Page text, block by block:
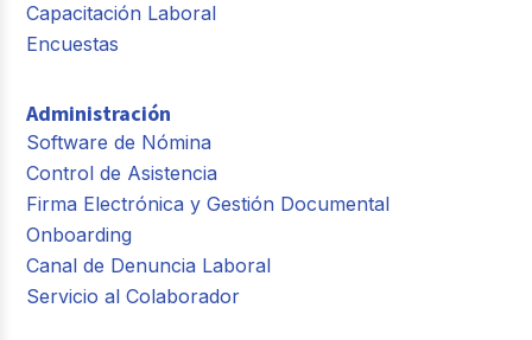
Capacitación Laboral
Encuestas
Administración
Software de Nómina
Control de Asistencia
Firma Electrónica y Gestión Documental
Onboarding
Canal de Denuncia Laboral
Servicio al Colaborador